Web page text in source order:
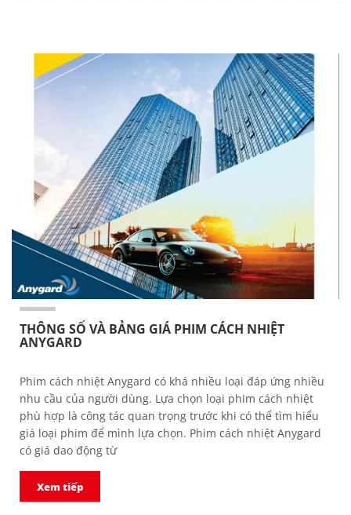
THÔNG SỐ VÀ BẢNG GIÁ PHIM CÁCH NHIỆT
ANYGARD
Phim cách nhiệt Anygard có khá nhiều loại đáp ứng nhiều
nhu cầu của người dùng. Lựa chọn loại phim cách nhiệt
phù hợp là công tác quan trọng trước khi có thể tìm hiểu
giá loại phim để mình lựa chọn. Phim cách nhiệt Anygard
có giá dao động từ
Xem tiếp